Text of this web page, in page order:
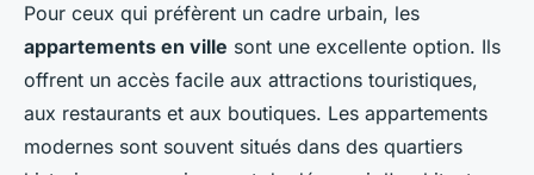
Pour ceux qui préfèrent un cadre urbain, les
appartements en ville sont une excellente option. Ils
offrent un accès facile aux attractions touristiques,
aux restaurants et aux boutiques. Les appartements
modernes sont souvent situés dans des quartiers